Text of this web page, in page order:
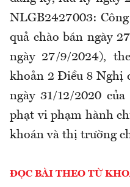
NLGB2427003:
quả chào bán ngày
ngày 27/9/2024),
khoản 2 Điều 8 Nghị
ngày 31/12/2020
phạt vi phạm hành
khoán và thị trường
ĐỌC BÀI THEO TỪ